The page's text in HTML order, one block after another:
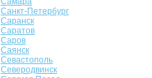
Санкт-Петербург
Саранск
Саратов
Саров
Саянск
Севастополь
Северодвинск